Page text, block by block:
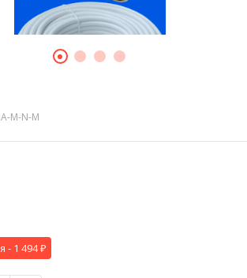
M-N-M
- 1 494 ₽